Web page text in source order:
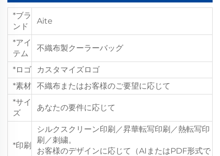
*ブラ
ンド
Aite
*アイ
テム
不織布製クーラーバッグ
*ロゴ
カスタマイズロゴ
*素材 不織布またはお客様のご要望に応じて
*サイ
ズ
あなたの要件に応じて
*印刷
シルクスクリーン印刷／昇華転写印刷／熱転写印
刷／刺繍。
お客様のデザインに応じて（AIまたはPDF形式で